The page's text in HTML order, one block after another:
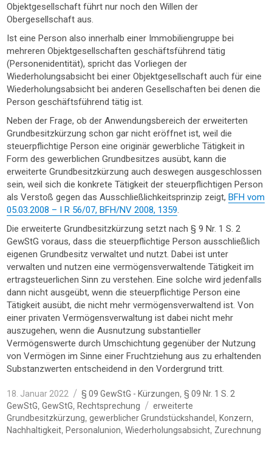
Objektgesellschaft führt nur noch den Willen der
Obergesellschaft aus.
Ist eine Person also innerhalb einer Immobiliengruppe bei
mehreren Objektgesellschaften geschäftsführend tätig
(Personenidentität), spricht das Vorliegen der
Wiederholungsabsicht bei einer Objektgesellschaft auch für eine
Wiederholungsabsicht bei anderen Gesellschaften bei denen die
Person geschäftsführend tätig ist.
Neben der Frage, ob der Anwendungsbereich der erweiterten
Grundbesitzkürzung schon gar nicht eröffnet ist, weil die
steuerpflichtige Person eine originär gewerbliche Tätigkeit in
Form des gewerblichen Grundbesitzes ausübt, kann die
erweiterte Grundbesitzkürzung auch deswegen ausgeschlossen
sein, weil sich die konkrete Tätigkeit der steuerpflichtigen Person
als Verstoß gegen das Ausschließlichkeitsprinzip zeigt,BFH vom
05.03.2008 – I R 56/07, BFH/NV 2008, 1359.
Die erweiterte Grundbesitzkürzung setzt nach § 9 Nr. 1 S. 2
GewStG voraus, dass die steuerpflichtige Person ausschließlich
eigenen Grundbesitz verwaltet und nutzt. Dabei ist unter
verwalten und nutzen eine vermögensverwaltende Tätigkeit im
ertragsteuerlichen Sinn zu verstehen. Eine solche wird jedenfalls
dann nicht ausgeübt, wenn die steuerpflichtige Person eine
Tätigkeit ausübt, die nicht mehr vermögensverwaltend ist. Von
einer privaten Vermögensverwaltung ist dabei nicht mehr
auszugehen, wenn die Ausnutzung substantieller
Vermögenswerte durch Umschichtung gegenüber der Nutzung
von Vermögen im Sinne einer Fruchtziehung aus zu erhaltenden
Substanzwerten entscheidend in den Vordergrund tritt.
Veröffentlicht
am
18. Januar 2022 Kategorien
§ 09 GewStG - Kürzungen,§ 09 Nr. 1 S. 2
GewStG,GewStG,Rechtsprechung Schlagwörter
erweiterte
Grundbesitzkürzung,gewerblicher Grundstückshandel ,Konzern,
Nachhaltigkeit,Personalunion,Wiederholungsabsicht, Zurechnung